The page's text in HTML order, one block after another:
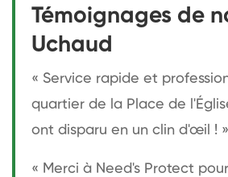
Témoignages de
Uchaud
« Service rapide et
quartier de la Place de
ont disparu en un clin d'œil !
« Merci à Need's Protect